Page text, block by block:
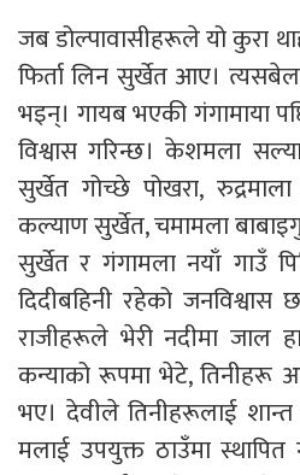
जब डोल्पावासीहरूले यो कुरा
फिर्ता लिन सुर्खेत आए।
भइन्। गायब भएकी गंगामाया
विश्वास गरिन्छ। केशमला
सुर्खेत गोच्छे पोखरा,
कल्याण सुर्खेत, चमामला
सुर्खेत र गंगामला नयाँ गाउँ
दिदीबहिनी रहेको
राजीहरूले भेरी नदीमा जाल
कन्याको रूपमा भेटे, तिनीहरू
भए। देवीले तिनीहरूलाई शान्त
मलाई उपयुक्त ठाउँमा